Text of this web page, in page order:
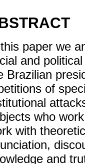
paper we
and
Brazilian
of
who
with
and